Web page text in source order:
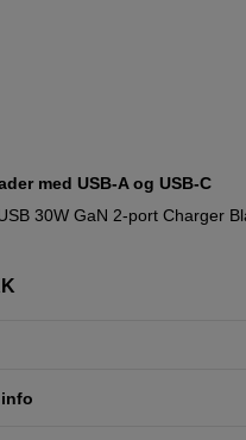
med USB-A og USB-C
30W GaN 2-port Charger